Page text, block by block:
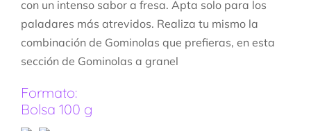
con un intenso sabor a fresa. Apta solo para los
paladares más atrevidos. Realiza tu mismo la
combinación de Gominolas que prefieras, en esta
sección de Gominolas a granel
Formato:
Bolsa 100 g